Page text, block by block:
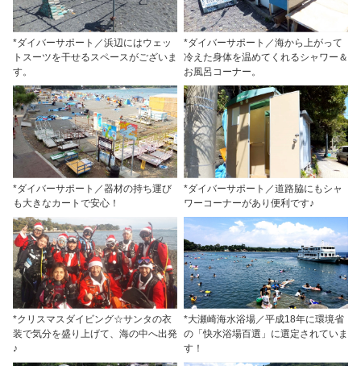
*ダイバーサポート／浜辺にはウェッ
トスーツを干せるスペースがございま
す。
*ダイバーサポート／海から上がって
冷えた身体を温めてくれるシャワー＆
お風呂コーナー。
*ダイバーサポート／器材の持ち運び
も大きなカートで安心！
*ダイバーサポート／道路脇にもシャ
ワーコーナーがあり便利です♪
*クリスマスダイビング☆サンタの衣
装で気分を盛り上げて、海の中へ出発
♪
*大瀬崎海水浴場／平成18年に環境省
の「快水浴場百選」に選定されていま
す！